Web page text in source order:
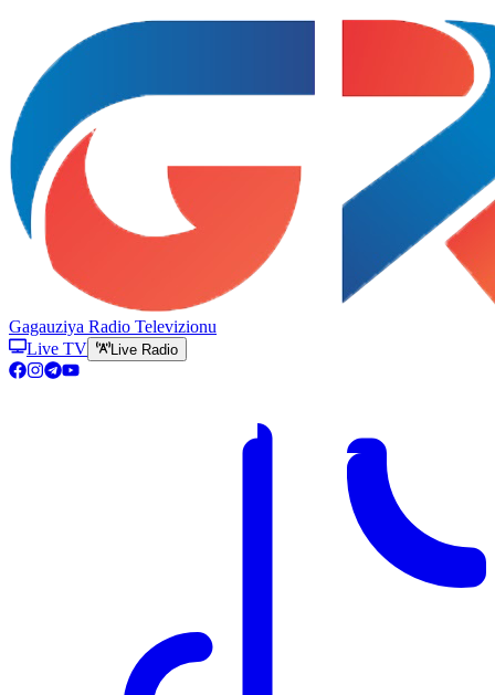
Gagauziya Radio Televizionu
Live TV
Live Radio